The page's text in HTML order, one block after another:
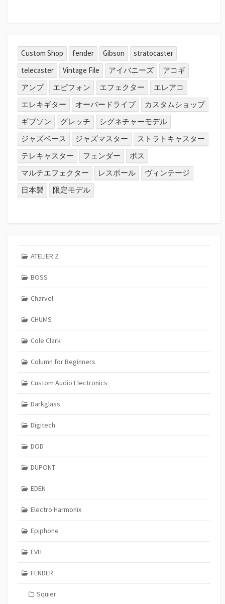
Custom Shop fender Gibson
stratocaster
telecaster
Vintage File アイバニーズ
アコギ
アンプ
エピフォン エフェクター
エレアコ
エレキギター
オーバードライブ
カスタムショップ
ギブソン
グレッチ
シグネチャーモデル
ジャズベース
ジャズマスター
ストラトキャスター
テレキャスター
フェンダー
ボス
マルチエフェクター
レスポール
ヴィンテージ
日本製
限定モデル
ATELIER Z
BOSS
Charvel
CHUMS
Cole Clark
Column for Beginners
Custom Audio Electronics
Darkglass
Digitech
DOD
DUPONT
EDEN
Electro Harmonix
Epiphone
EVH
FENDER
Squier